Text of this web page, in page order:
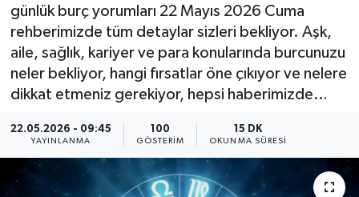
günlük burç yorumları 22 Mayıs 2026 Cuma
rehberimizde tüm detaylar sizleri bekliyor. Aşk,
aile, sağlık, kariyer ve para konularında burcunuzu
neler bekliyor, hangi fırsatlar öne çıkıyor ve nelere
dikkat etmeniz gerekiyor, hepsi haberimizde…
22.05.2026 - 09:45
YAYINLANMA
100
GÖSTERIM
15 DK
OKUNMA SÜRESI
KÜLTÜR SANAT
YAŞAM
SARIGÖL
SARUHANLI
DEMİRCİ
KÖPRÜBAŞI
KULA
SARUHANLI
EKONOMİ
EĞİTİM
YAŞAM